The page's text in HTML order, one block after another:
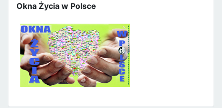
Okna Życia w Polsce